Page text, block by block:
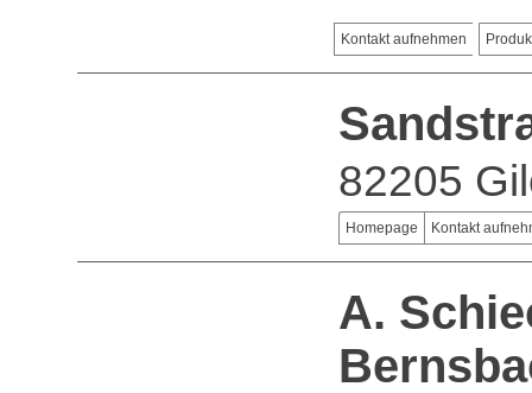
Kontakt aufnehmen
82205
Homepage Kontakt
A.